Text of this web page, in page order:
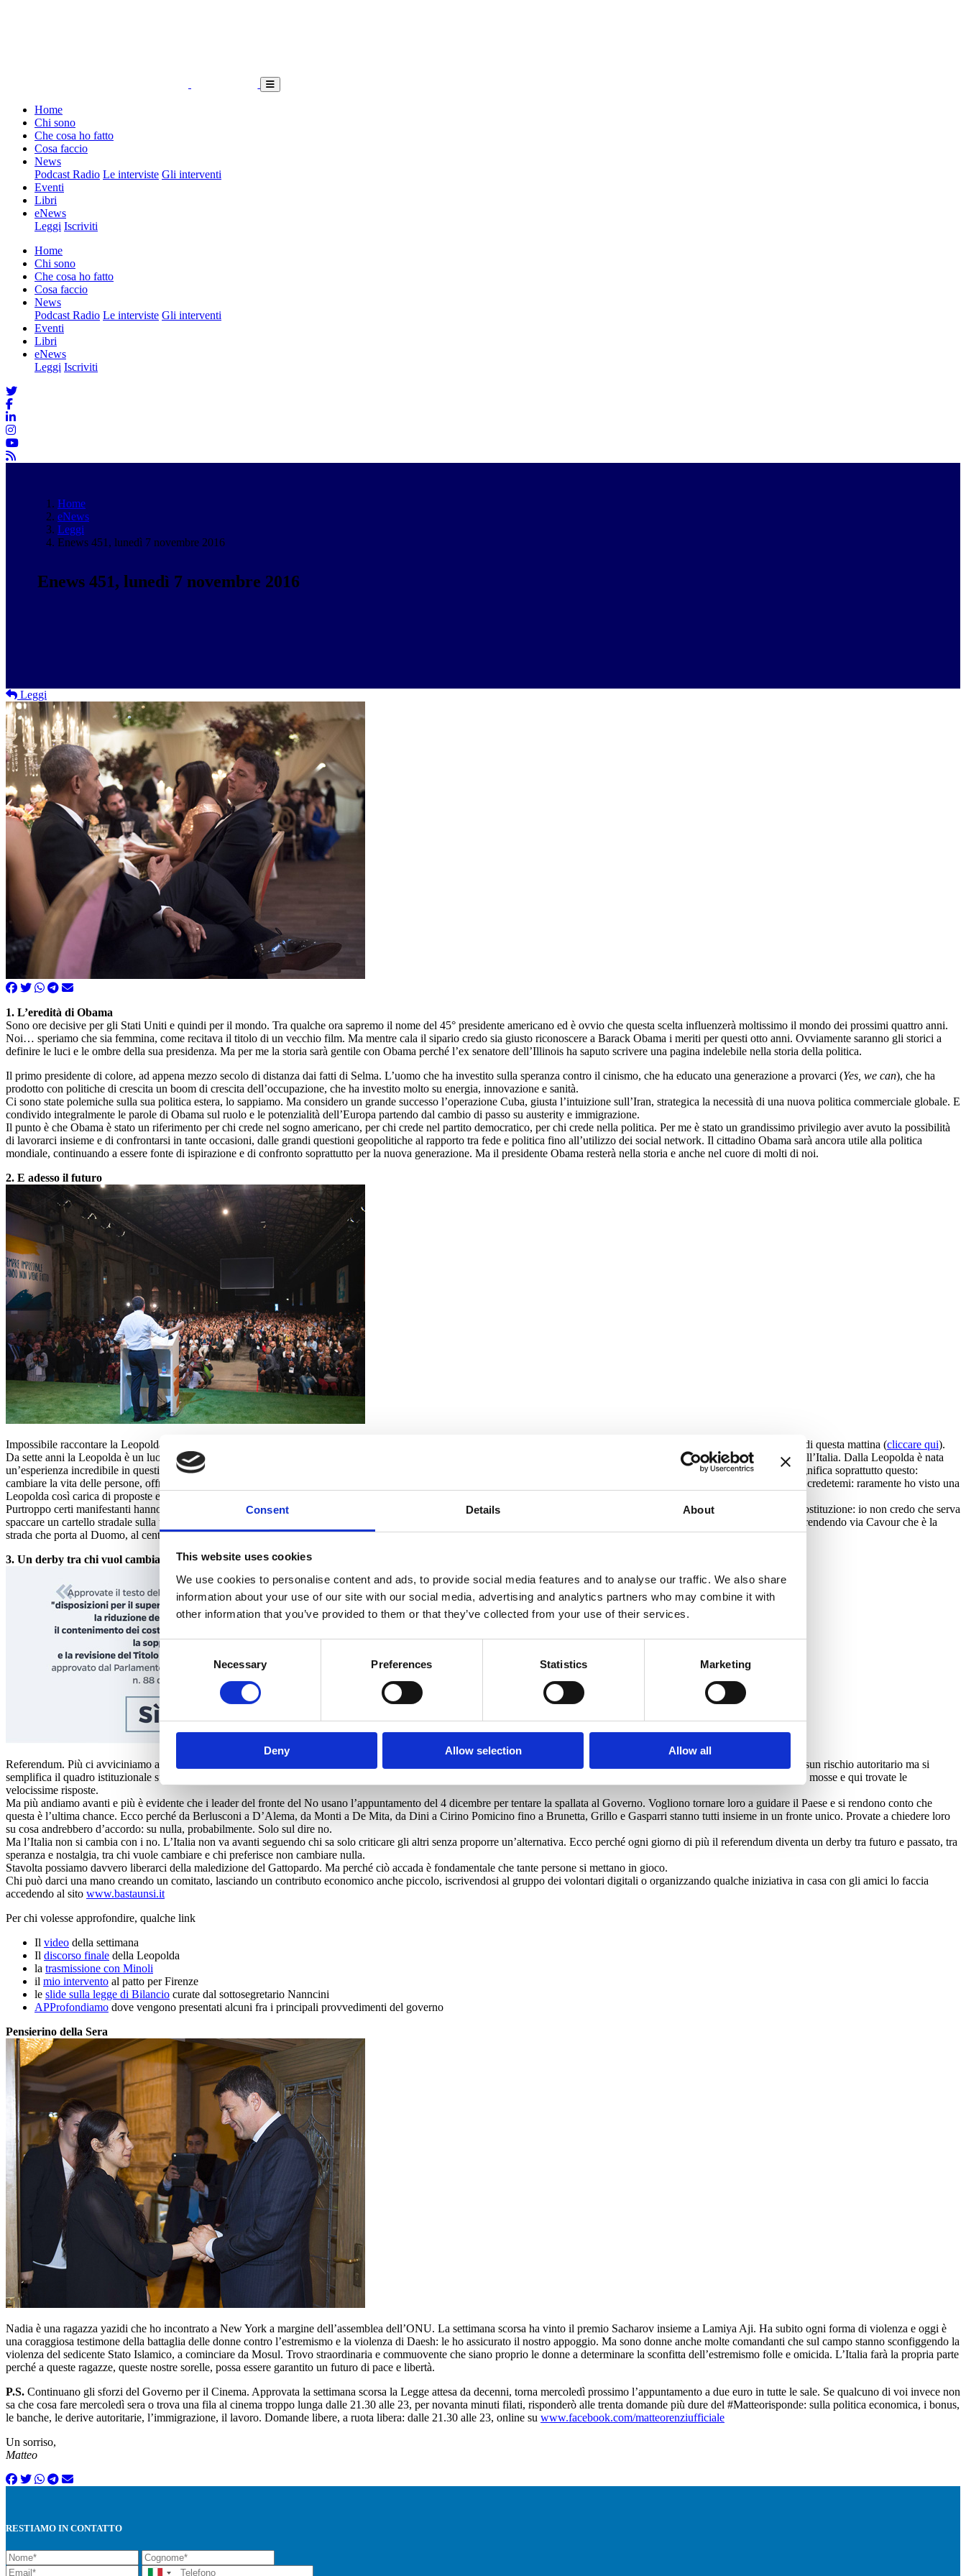
Consent Details About
This website uses cookies
We use cookies to personalise content and ads, to provide social media features and to analyse our traffic. We also share
information about your use of our site with our social media, advertising and analytics partners who may combine it with
other information that you’ve provided to them or that they’ve collected from your use of their services.
Consent
Selection
Necessary Preferences Statistics Marketing
Deny Allow selection Allow all
Home
Chi sono
Che cosa ho fatto
Cosa faccio
News
Podcast Radio Le interviste Gli interventi
Eventi
Libri
eNews
Leggi Iscriviti
Home
Chi sono
Che cosa ho fatto
Cosa faccio
News
Podcast Radio Le interviste Gli interventi
Eventi
Libri
eNews
Leggi Iscriviti
Home
eNews
Leggi
Enews 451, lunedì 7 novembre 2016
Enews 451, lunedì 7 novembre 2016
Leggi
1. L’eredità di Obama
Sono ore decisive per gli Stati Uniti e quindi per il mondo. Tra qualche ora sapremo il nome del 45° presidente americano ed è ovvio che questa scelta influenzerà moltissimo il mondo dei prossimi quattro anni.
Noi… speriamo che sia femmina, come recitava il titolo di un vecchio film. Ma mentre cala il sipario credo sia giusto riconoscere a Barack Obama i meriti per questi otto anni. Ovviamente saranno gli storici a
definire le luci e le ombre della sua presidenza. Ma per me la storia sarà gentile con Obama perché l’ex senatore dell’Illinois ha saputo scrivere una pagina indelebile nella storia della politica.
Il primo presidente di colore, ad appena mezzo secolo di distanza dai fatti di Selma. L’uomo che ha investito sulla speranza contro il cinismo, che ha educato una generazione a provarci (Yes, we can), che ha
prodotto con politiche di crescita un boom di crescita dell’occupazione, che ha investito molto su energia, innovazione e sanità.
Ci sono state polemiche sulla sua politica estera, lo sappiamo. Ma considero un grande successo l’operazione Cuba, giusta l’intuizione sull’Iran, strategica la necessità di una nuova politica commerciale globale. E
condivido integralmente le parole di Obama sul ruolo e le potenzialità dell’Europa partendo dal cambio di passo su austerity e immigrazione.
Il punto è che Obama è stato un riferimento per chi crede nel sogno americano, per chi crede nel partito democratico, per chi crede nella politica. Per me è stato un grandissimo privilegio aver avuto la possibilità
di lavorarci insieme e di confrontarsi in tante occasioni, dalle grandi questioni geopolitiche al rapporto tra fede e politica fino all’utilizzo dei social network. Il cittadino Obama sarà ancora utile alla politica
mondiale, continuando a essere fonte di ispirazione e di confronto soprattutto per la nuova generazione. Ma il presidente Obama resterà nella storia e anche nel cuore di molti di noi.
2. E adesso il futuro
Impossibile raccontare la Leopolda a chi non l’ha vissuta. E se la leggete sui giornali avrete la sensazione che stiano parlando di altro come scrive in modo perfetto Claudio Velardi questa mattina (cliccare qui).
Da sette anni la Leopolda è un luogo nel quale professionisti della politica e cittadini che vivono la quotidianità si confrontano in modo serrato, positivo, puntiglioso sulle sfide dell’Italia. Dalla Leopolda è nata
un’esperienza incredibile in questi sette anni: persone prive dei quarti di nobiltà politica tradizionali hanno – semplicemente – iniziato a cambiare l’Italia. E per me fare politica significa soprattutto questo:
cambiare la vita delle persone, offrendo una chance a chi ha voglia di provarci e una mano a chi non ce la fa. Chi avesse dei dubbi si risenta gli interventi della Leopolda
. Ma credetemi: raramente ho visto una
Leopolda così carica di proposte e idee. Altro che polemiche.
Purtroppo certi manifestanti hanno cercato di scontrarsi con le forze dell’ordine. Basta vedere
questo videoper capire come sono andate le cose. Dicono volessero difendere la Costituzione: io non credo che serva
spaccare un cartello stradale sulla testa di un poliziotto per difendere la Costituzione. Dicono volessero raggiungere la Leopolda: peccato che armati di sassi e cappucci stessero prendendo via Cavour che è la
strada che porta al Duomo, al centro. Volevano sfasciare Firenze, altro che raggiungere la Leopolda. Solidarietà totale alle forze dell’ordine che lo hanno impedito.
3. Un derby tra chi vuol cambiare e chi no
Referendum. Più ci avviciniamo al 4 dicembre, più è naturale dimostrare come siano ingiuste le accuse strumentali contro questa riforma. Ormai è evidente a tutti che non c’è nessun rischio autoritario ma si
semplifica il quadro istituzionale sulla base dei modelli degli altri Paesi. Ho fatto con i giornalisti del sito Fanpage una verifica puntuale, in
, delle accuse che ci vengono mosse e qui trovate le
velocissime risposte.
Ma più andiamo avanti e più è evidente che i leader del fronte del No usano l’appuntamento del 4 dicembre per tentare la spallata al Governo. Vogliono tornare loro a guidare il Paese e si rendono conto che
questa è l’ultima chance. Ecco perché da Berlusconi a D’Alema, da Monti a De Mita, da Dini a Cirino Pomicino fino a Brunetta, Grillo e Gasparri stanno tutti insieme in un fronte unico. Provate a chiedere loro
su cosa andrebbero d’accordo: su nulla, probabilmente. Solo sul dire no.
Ma l’Italia non si cambia con i no. L’Italia non va avanti seguendo chi sa solo criticare gli altri senza proporre un’alternativa. Ecco perché ogni giorno di più il referendum diventa un derby tra futuro e passato, tra
speranza e nostalgia, tra chi vuole cambiare e chi preferisce non cambiare nulla.
Stavolta possiamo davvero liberarci della maledizione del Gattopardo. Ma perché ciò accada è fondamentale che tante persone si mettano in gioco.
Chi può darci una mano creando un comitato, lasciando un contributo economico anche piccolo, iscrivendosi al gruppo dei volontari digitali o organizzando qualche iniziativa in casa con gli amici lo faccia
accedendo al sito www.bastaunsi.it
Per chi volesse approfondire, qualche link
Il video della settimana
Il discorso finale della Leopolda
la trasmissione con Minoli
il mio intervento al patto per Firenze
le slide sulla legge di Bilancio curate dal sottosegretario Nanncini
APProfondiamo dove vengono presentati alcuni fra i principali provvedimenti del governo
Pensierino della Sera
Nadia è una ragazza yazidi che ho incontrato a New York a margine dell’assemblea dell’ONU. La settimana scorsa ha vinto il premio Sacharov insieme a Lamiya Aji. Ha subito ogni forma di violenza e oggi è
una coraggiosa testimone della battaglia delle donne contro l’estremismo e la violenza di Daesh: le ho assicurato il nostro appoggio. Ma sono donne anche molte comandanti che sul campo stanno sconfiggendo la
violenza del sedicente Stato Islamico, a cominciare da Mosul. Trovo straordinaria e commuovente che siano proprio le donne a determinare la sconfitta dell’estremismo folle e omicida. L’Italia farà la propria parte
perché a queste ragazze, queste nostre sorelle, possa essere garantito un futuro di pace e libertà.
P.S. Continuano gli sforzi del Governo per il Cinema. Approvata la settimana scorsa la Legge attesa da decenni, torna mercoledì prossimo l’appuntamento a due euro in tutte le sale. Se qualcuno di voi invece non
sa che cosa fare mercoledì sera o trova una fila al cinema troppo lunga dalle 21.30 alle 23, per novanta minuti filati, risponderò alle trenta domande più dure del #Matteorisponde: sulla politica economica, i bonus,
le banche, le derive autoritarie, l’immigrazione, il lavoro. Domande libere, a ruota libera: dalle 21.30 alle 23, online su www.facebook.com/matteorenziufficiale
Un sorriso,
Matteo
RESTIAMO IN CONTATTO